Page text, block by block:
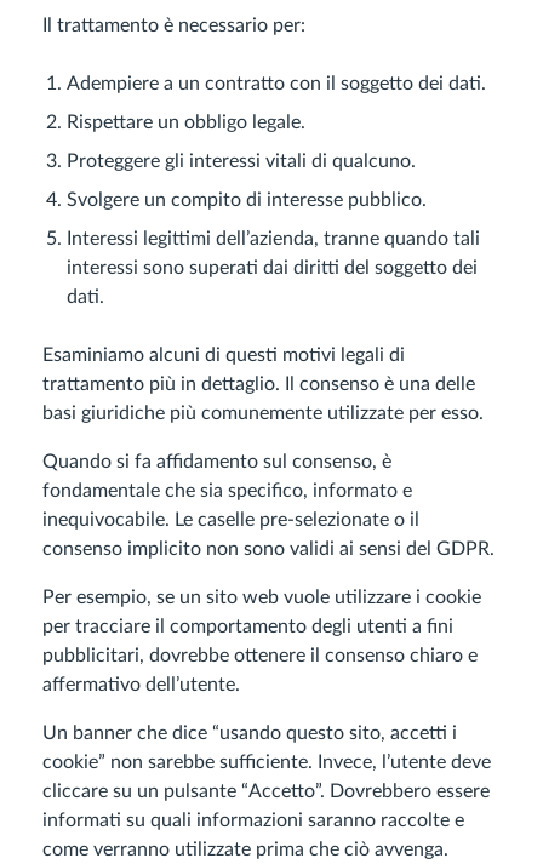
Il trattamento è necessario per:
Adempiere a un contratto con il soggetto dei dati.
Rispettare un obbligo legale.
Proteggere gli interessi vitali di qualcuno.
Svolgere un compito di interesse pubblico.
Interessi legittimi dell’azienda, tranne quando tali
interessi sono superati dai diritti del soggetto dei
dati.
Esaminiamo alcuni di questi motivi legali di
trattamento più in dettaglio. Il consenso è una delle
basi giuridiche più comunemente utilizzate per esso.
Quando si fa affidamento sul consenso, è
fondamentale che sia specifico, informato e
inequivocabile. Le caselle pre-selezionate o il
consenso implicito non sono validi ai sensi del GDPR.
Per esempio, se un sito web vuole utilizzare i cookie
per tracciare il comportamento degli utenti a fini
pubblicitari, dovrebbe ottenere il consenso chiaro e
affermativo dell’utente.
Un banner che dice “usando questo sito, accetti i
cookie” non sarebbe sufficiente. Invece, l’utente deve
cliccare su un pulsante “Accetto”. Dovrebbero essere
informati su quali informazioni saranno raccolte e
come verranno utilizzate prima che ciò avvenga.